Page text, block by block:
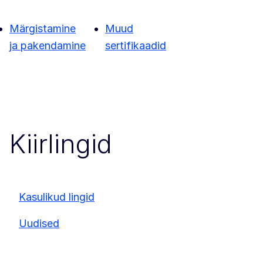
Märgistamine
ja pakendamine
Muud
sertifikaadid
Kiirlingid
Kasulikud lingid
Uudised